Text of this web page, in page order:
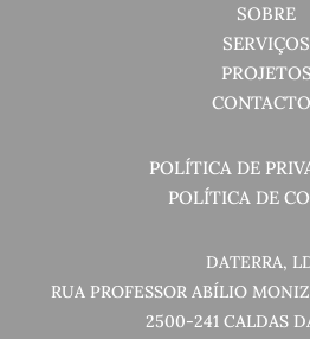
SOBRE
SERVIÇOS
PROJETOS
POLÍTICA DE
POLÍTICA DE
DATERRA,
RUA PROFESSOR ABÍLIO
2500-241 CALDAS